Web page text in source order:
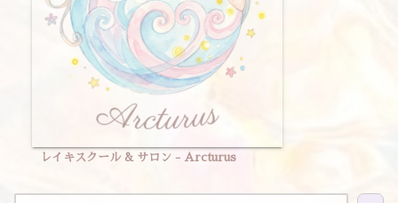
レイキスクール & サロン - Arcturus